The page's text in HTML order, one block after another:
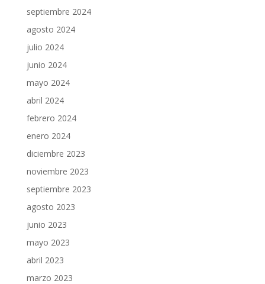
septiembre 2024
agosto 2024
julio 2024
junio 2024
mayo 2024
abril 2024
febrero 2024
enero 2024
diciembre 2023
noviembre 2023
septiembre 2023
agosto 2023
junio 2023
mayo 2023
abril 2023
marzo 2023